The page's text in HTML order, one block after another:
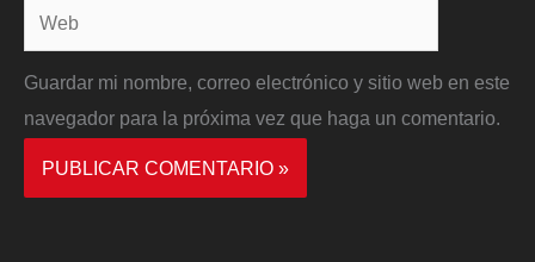
Web
Guardar mi nombre, correo electrónico y sitio web en este
navegador para la próxima vez que haga un comentario.